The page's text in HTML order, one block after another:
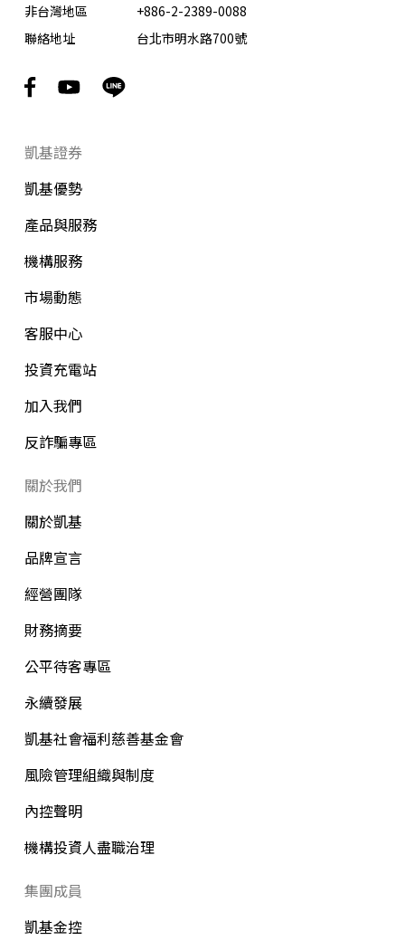
非台灣地區
+886-2-2389-0088
聯絡地址
台北市明水路700號
凱基證券
凱基優勢
產品與服務
機構服務
市場動態
客服中心
投資充電站
加入我們
反詐騙專區
關於我們
關於凱基
品牌宣言
經營團隊
財務摘要
公平待客專區
永續發展
凱基社會福利慈善基金會
風險管理組織與制度
內控聲明
機構投資人盡職治理
集團成員
凱基金控